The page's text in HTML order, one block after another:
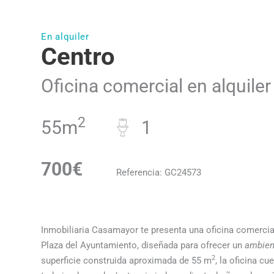
En alquiler
Centro
Oficina comercial en
55m2
1
700€
Referencia: GC24573
Inmobiliaria Casamayor te presenta una oficina
Plaza del Ayuntamiento, diseñada para ofrecer un
superficie construida aproximada de 55 m2, la oficina